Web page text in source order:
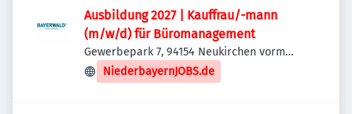
Ausbildung 2027 | Kauffrau/-mann
(m/w/d) für Büromanagement
Gewerbepark 7, 94154 Neukirchen vorm
Wald, Deutschland
NiederbayernJOBS.de